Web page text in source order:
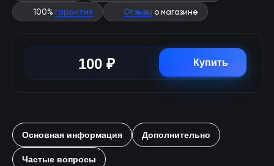
100% гарантия Отзывы о магазине
100 ₽ Купить
Основная информация Дополнительно
Частые вопросы